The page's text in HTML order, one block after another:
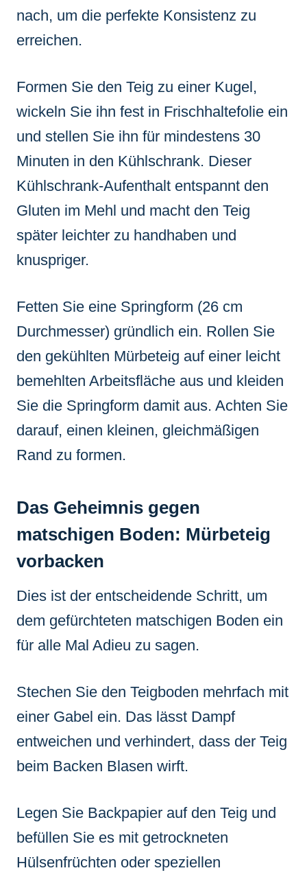
nach, um die perfekte Konsistenz zu
erreichen.
Formen Sie den Teig zu einer Kugel,
wickeln Sie ihn fest in Frischhaltefolie ein
und stellen Sie ihn für mindestens 30
Minuten in den Kühlschrank. Dieser
Kühlschrank-Aufenthalt entspannt den
Gluten im Mehl und macht den Teig
später leichter zu handhaben und
knuspriger.
Fetten Sie eine Springform (26 cm
Durchmesser) gründlich ein. Rollen Sie
den gekühlten Mürbeteig auf einer leicht
bemehlten Arbeitsfläche aus und kleiden
Sie die Springform damit aus. Achten Sie
darauf, einen kleinen, gleichmäßigen
Rand zu formen.
Das Geheimnis gegen
matschigen Boden: Mürbeteig
vorbacken
Dies ist der entscheidende Schritt, um
dem gefürchteten matschigen Boden ein
für alle Mal Adieu zu sagen.
Stechen Sie den Teigboden mehrfach mit
einer Gabel ein. Das lässt Dampf
entweichen und verhindert, dass der Teig
beim Backen Blasen wirft.
Legen Sie Backpapier auf den Teig und
befüllen Sie es mit getrockneten
Hülsenfrüchten oder speziellen